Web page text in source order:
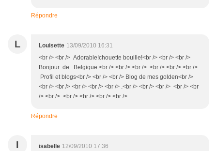
Répondre
L Louisette 13/09/2010 16:31
<br /> <br /> Adorable!chouette bouille!<br /> <br /> <br />
Bonjour de Belgique.<br /> <br /> <br /> <br /> <br /> <br />
Profil et blogs<br /> <br /> <br /> Blog de mes golden<br />
<br /> <br /> <br /> <br /> <br /> .<br /> <br /> <br /> <br /> <br
/> <br /> <br /> <br /> <br /> <br />
Répondre
I isabelle 12/09/2010 17:36